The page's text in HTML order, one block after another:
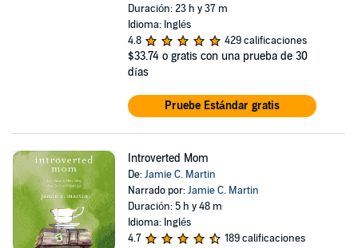
Duración: 23 h y 37 m
Idioma: Inglés
4.8
429 calificaciones
$33.74 o gratis con una prueba de 30
días
Pruebe Estándar gratis
Introverted Mom
De:Jamie C. Martin
Narrado por:Jamie C. Martin
Duración: 5 h y 48 m
Idioma: Inglés
4.7
189 calificaciones